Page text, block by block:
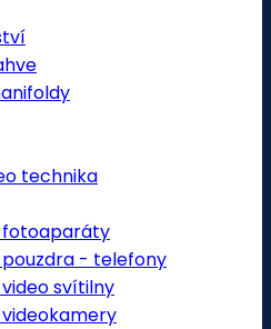
technika
fotoaparáty
- telefony
svítilny